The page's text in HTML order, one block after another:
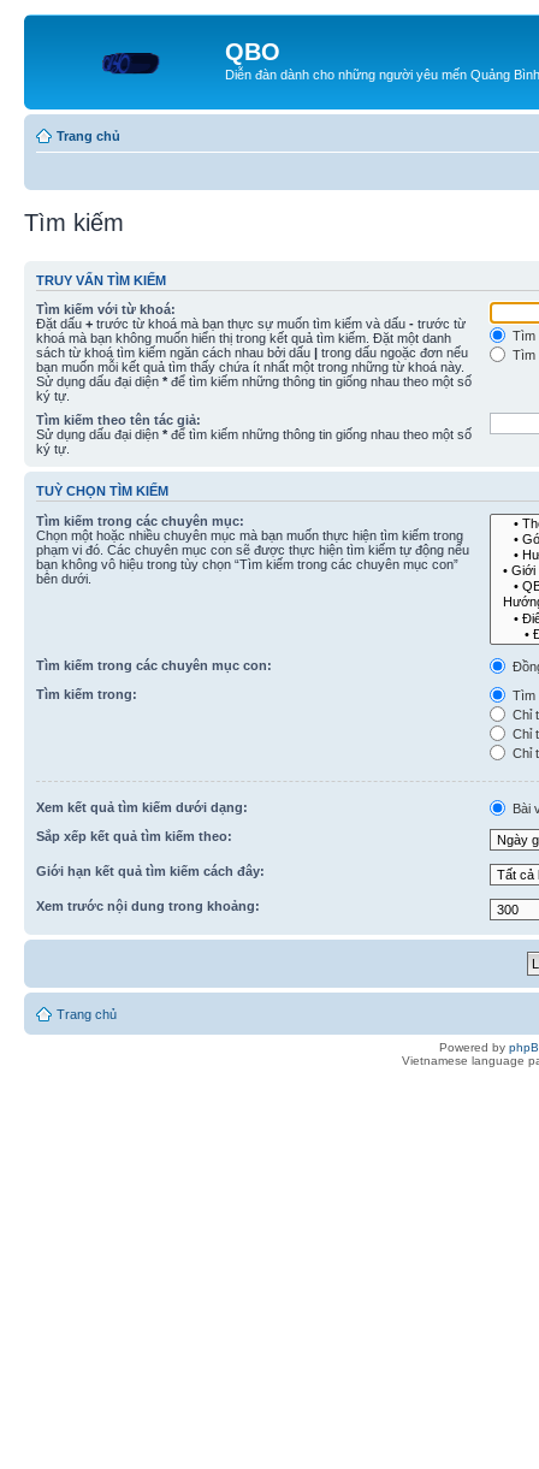
QBO
Diễn đàn dành cho những người yêu mến Quảng Bình
Trang chủ
Tìm kiếm
TRUY VẤN TÌM KIẾM
Tìm kiếm với từ khoá:
Đặt dấu + trước từ khoá mà bạn thực sự muốn tìm kiếm và dấu - trước từ
khoá mà bạn không muốn hiển thị trong kết quả tìm kiếm. Đặt một danh
sách từ khoá tìm kiếm ngăn cách nhau bởi dấu | trong dấu ngoặc đơn nếu
bạn muốn mỗi kết quả tìm thấy chứa ít nhất một trong những từ khoá này.
Sử dụng dấu đại diện * để tìm kiếm những thông tin giống nhau theo một số
ký tự.
Tìm
Tìm
Tìm kiếm theo tên tác giả:
Sử dụng dấu đại diện * để tìm kiếm những thông tin giống nhau theo một số
ký tự.
TUỲ CHỌN TÌM KIẾM
Tìm kiếm trong các chuyên mục:
Chọn một hoặc nhiều chuyên mục mà bạn muốn thực hiện tìm kiếm trong
phạm vi đó. Các chuyên mục con sẽ được thực hiện tìm kiếm tự động nếu
bạn không vô hiệu trong tùy chọn “Tìm kiếm trong các chuyên mục con”
bên dưới.
Tìm kiếm trong các chuyên mục con:
Tìm kiếm trong:
Tìm
Chỉ
Chỉ
Chỉ
Xem kết quả tìm kiếm dưới dạng:
Bài
Sắp xếp kết quả tìm kiếm theo:
Giới hạn kết quả tìm kiếm cách đây:
Xem trước nội dung trong khoảng:
Trang chủ
Powered by
Vietnamese language